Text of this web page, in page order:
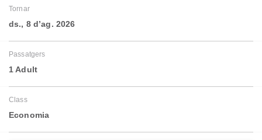
Tornar
ds., 8 d’ag. 2026
Passatgers
1 Adult
Class
Economia